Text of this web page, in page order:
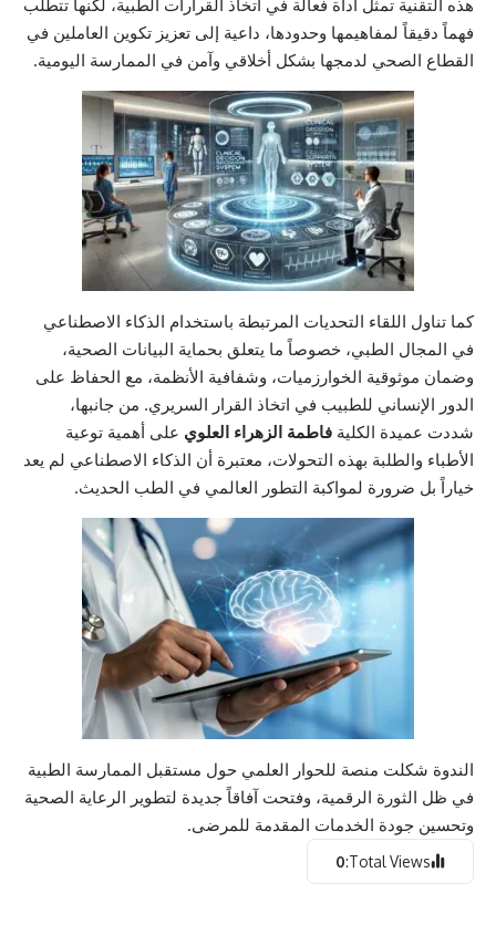
هذه التقنية تمثل أداة فعالة في اتخاذ القرارات الطبية، لكنها تتطلب
فهماً دقيقاً لمفاهيمها وحدودها، داعية إلى تعزيز تكوين العاملين في
القطاع الصحي لدمجها بشكل أخلاقي وآمن في الممارسة اليومية.
كما تناول اللقاء التحديات المرتبطة باستخدام الذكاء الاصطناعي
في المجال الطبي، خصوصاً ما يتعلق بحماية البيانات الصحية،
وضمان موثوقية الخوارزميات، وشفافية الأنظمة، مع الحفاظ على
الدور الإنساني للطبيب في اتخاذ القرار السريري. من جانبها،
شددت عميدة الكلية فاطمة الزهراء العلوي على أهمية توعية
الأطباء والطلبة بهذه التحولات، معتبرة أن الذكاء الاصطناعي لم يعد
خياراً بل ضرورة لمواكبة التطور العالمي في الطب الحديث.
الندوة شكلت منصة للحوار العلمي حول مستقبل الممارسة الطبية
في ظل الثورة الرقمية، وفتحت آفاقاً جديدة لتطوير الرعاية الصحية
وتحسين جودة الخدمات المقدمة للمرضى.
Total Views:
0